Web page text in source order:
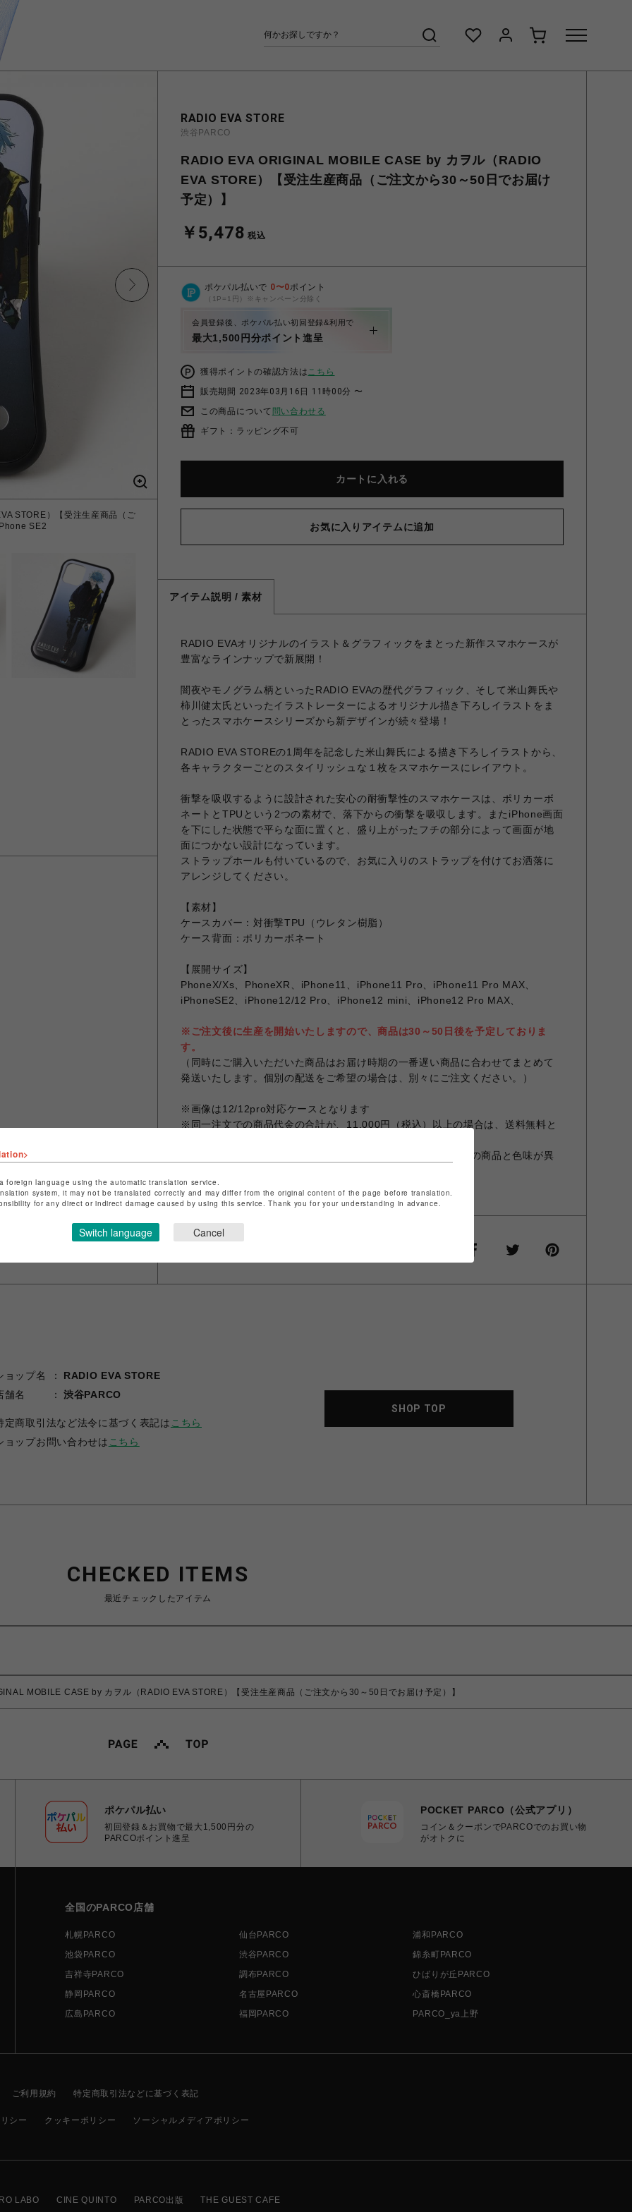
STORE）【受注生産商品（ご
SE2
RADIO EVA STORE
渋谷PARCO
RADIO EVA ORIGINAL MOBILE CASE by カヲル（RADIO
EVA STORE）【受注生産商品（ご注文から30～50日でお届け
予定）】
￥5,478 税込
ポケパル払いで 0〜0ポイント
（1P=1円）※キャンペーン分除く
会員登録後、ポケパル払い初回登録&利用で
最大1,500円分ポイント進呈
獲得ポイントの確認方法はこちら
販売期間 2023年03月16日 11時00分 〜
この商品について 問い合わせる
ギフト：ラッピング不可
カートに入れる
お気に入りアイテムに追加
アイテム説明 / 素材
RADIO EVAオリジナルのイラスト＆グラフィックをまとった新作スマホケースが
豊富なラインナップで新展開！
闇夜やモノグラム柄といったRADIO EVAの歴代グラフィック、そして米山舞氏や
柿川健太氏といったイラストレーターによるオリジナル描き下ろしイラストをま
とったスマホケースシリーズから新デザインが続々登場！
RADIO EVA STOREの1周年を記念した米山舞氏による描き下ろしイラストから、
各キャラクターごとのスタイリッシュな１枚をスマホケースにレイアウト。
衝撃を吸収するように設計された安心の耐衝撃性のスマホケースは、ポリカーボ
ネートとTPUという2つの素材で、落下からの衝撃を吸収します。またiPhone画面
を下にした状態で平らな面に置くと、盛り上がったフチの部分によって画面が地
面につかない設計になっています。
ストラップホールも付いているので、お気に入りのストラップを付けてお洒落に
アレンジしてください。
【素材】
ケースカバー：対衝撃TPU（ウレタン樹脂）
ケース背面：ポリカーボネート
【展開サイズ】
PhoneX/Xs、PhoneXR、iPhone11、iPhone11 Pro、iPhone11 Pro MAX、
iPhoneSE2、iPhone12/12 Pro、iPhone12 mini、iPhone12 Pro MAX、
※ご注文後に生産を開始いたしますので、商品は30～50日後を予定しておりま
す。
（同時にご購入いただいた商品はお届け時期の一番遅い商品に合わせてまとめて
発送いたします。個別の配送をご希望の場合は、別々にご注文ください。）
※画像は12/12pro対応ケースとなります
※同一注文での商品代金の合計が、11,000円（税込）以上の場合は、送料無料と
※お客様のお使いのモニター設定やお部屋の照明等により実際の商品と色味が異
※画像は試作品の為、実際の商品と異なる場合があります。
ョップ名
RADIO EVA STORE
舗名
渋谷PARCO
定商取引法など法令に基づく表記は こちら
ョップお問い合わせは こちら
SHOP TOP
CHECKED ITEMS
最近チェックしたアイテム
MOBILE CASE by カヲル（RADIO EVA STORE）【受注生産商品（ご注文から30～50日でお届け予定）】
ポケパル払い
初回登録＆お買物で最大1,500円分の
PARCOポイント進呈
POCKET PARCO（公式アプリ）
コイン＆クーポンでPARCOでのお買い物
がオトクに
全国のPARCO店舗
札幌PARCO 仙台PARCO
浦和PARCO
池袋PARCO
渋谷PARCO
錦糸町PARCO
吉祥寺PARCO
調布PARCO
ひばりが丘PARCO
静岡PARCO
名古屋PARCO
心斎橋PARCO
広島PARCO
福岡PARCO PARCO_ya上野
ご利用規約 特定商取引法などに基づく表記
シー クッキーポリシー ソーシャルメディアポリシー
LABO CINE QUINTO PARCO出版 THE GUEST CAFE
foreign language using the automatic translation service.
system, it may not be translated correctly and may differ from the original content of the page before translation.
for any direct or indirect damage caused by using this service. Thank you for your understanding in advance.
Switch language Cancel